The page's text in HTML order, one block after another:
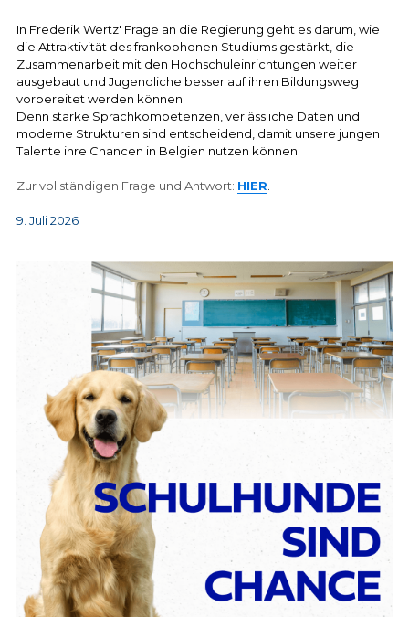
In Frederik Wertz' Frage an die Regierung geht es darum, wie
die Attraktivität des frankophonen Studiums gestärkt, die
Zusammenarbeit mit den Hochschuleinrichtungen weiter
ausgebaut und Jugendliche besser auf ihren Bildungsweg
vorbereitet werden können.
Denn starke Sprachkompetenzen, verlässliche Daten und
moderne Strukturen sind entscheidend, damit unsere jungen
Talente ihre Chancen in Belgien nutzen können.
Zur vollständigen Frage und Antwort: HIER
9. Juli 2026